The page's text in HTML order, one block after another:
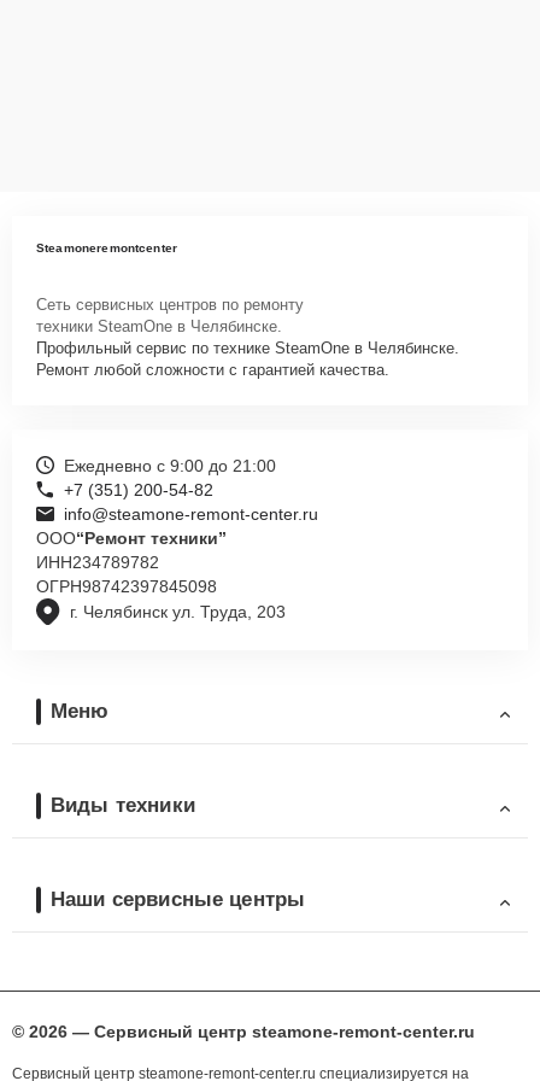
Steamoneremontcenter
Сеть сервисных центров по ремонту
техники SteamOne в Челябинске.
Профильный сервис по технике SteamOne в Челябинске.
Ремонт любой сложности с гарантией качества.
г. Челябинск ул. Труда, 203
Ежедневно с 9:00 до 21:00
+7 (351) 200-54-82
info@steamone-remont-center.ru
ООО“Ремонт техники”
ИНН234789782
ОГРН98742397845098
Меню
Виды техники
Наши сервисные центры
© 2026 — Сервисный центр steamone-remont-center.ru
Сервисный центр steamone-remont-center.ru специализируется на